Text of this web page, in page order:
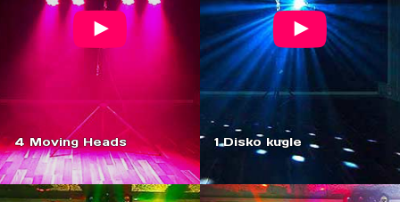
4 Moving Heads 1 Disko kugle